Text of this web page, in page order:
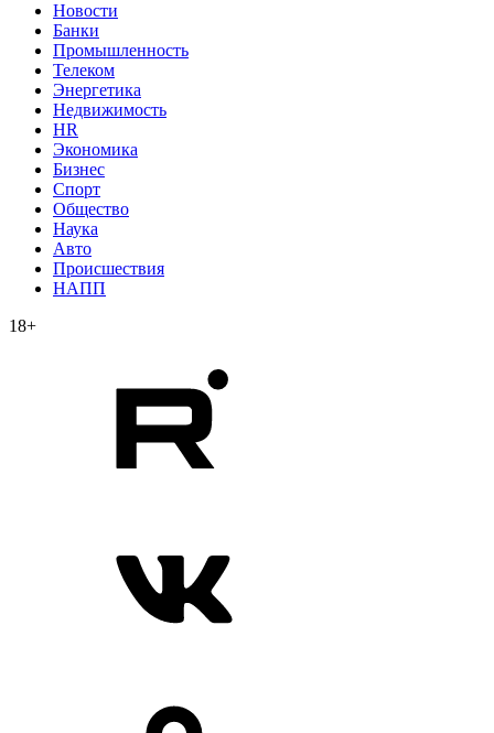
Новости
Банки
Промышленность
Телеком
Энергетика
Недвижимость
HR
Экономика
Бизнес
Спорт
Общество
Наука
Авто
Происшествия
НАПП
18+